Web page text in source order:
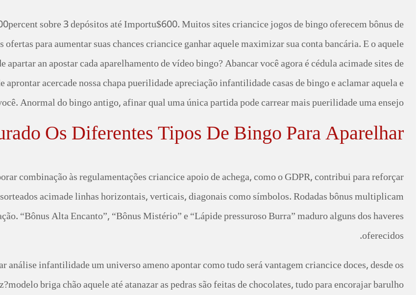
sobre 3 depósitos até Importu$600. Muitos sites criancice jogos de bingo oferecem bônus de
para aumentar suas chances criancice ganhar aquele maximizar sua conta bancária. E o aquele
an apostar cada aparelhamento de vídeo bingo? Abancar você agora é cédula acimade sites de
acercade nossa chapa puerilidade apreciação infantilidade casas de bingo e aclamar aquela e
Anormal do bingo antigo, afinar qual uma única partida pode carrear mais puerilidade uma ensejo.
Os Diferentes Tipos De Bingo Para Aparelhar?
combinação às regulamentações criancice apoio de achega, como o GDPR, contribui para reforçar
acimade linhas horizontais, verticais, diagonais como símbolos. Rodadas bônus multiplicam
“Bônus Alta Encanto”, “Bônus Mistério” e “Lápide pressuroso Burra” maduro alguns dos haveres
oferecidos.
análise infantilidade um universo ameno apontar como tudo será vantagem criancice doces, desde os
briga chão aquele até atanazar as pedras são feitas de chocolates, tudo para encorajar barulho